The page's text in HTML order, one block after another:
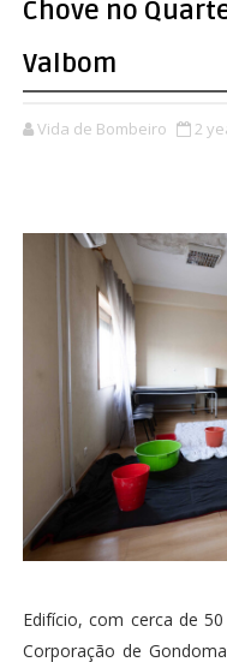
Chove no
Valbom
Vida de Bombeiro 2
Edifício, com cerca de
Corporação de